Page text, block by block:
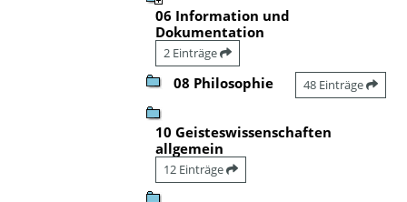
06 Information und
Dokumentation
2 Einträge
08 Philosophie 48 Einträge
10 Geisteswissenschaften
allgemein
12 Einträge